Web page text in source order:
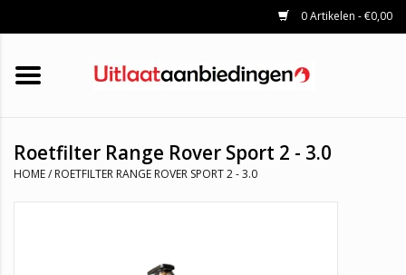
0 Artikelen - €0,00
HOME
KATALYSATOREN
UNIVERSELE UITLAATDELEN
Roetfilter Range Rover Sport 2 - 3.0
HOME/ ROETFILTER RANGE ROVER SPORT 2 - 3.0